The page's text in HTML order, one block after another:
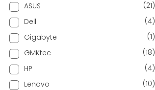
ASUS
(21)
Dell
(4)
Gigabyte
(1)
GMKtec
(18)
HP
(4)
Lenovo
(10)